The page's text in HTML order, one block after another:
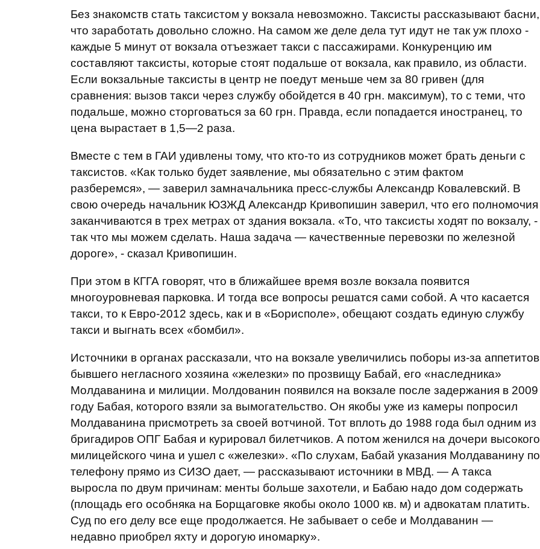
Без знакомств стать таксистом у вокзала невозможно. Таксисты рассказывают басни,
что заработать довольно сложно. На самом же деле дела тут идут не так уж плохо -
каждые 5 минут от вокзала отъезжает такси с пассажирами. Конкуренцию им
составляют таксисты, которые стоят подальше от вокзала, как правило, из области.
Если вокзальные таксисты в центр не поедут меньше чем за 80 гривен (для
сравнения: вызов такси через службу обойдется в 40 грн. максимум), то с теми, что
подальше, можно сторговаться за 60 грн. Правда, если попадается иностранец, то
цена вырастает в 1,5—2 раза.
Вместе с тем в ГАИ удивлены тому, что кто-то из сотрудников может брать деньги с
таксистов. «Как только будет заявление, мы обязательно с этим фактом
разберемся», — заверил замначальника пресс-службы Александр Ковалевский. В
свою очередь начальник ЮЗЖД Александр Кривопишин заверил, что его полномочия
заканчиваются в трех метрах от здания вокзала. «То, что таксисты ходят по вокзалу, -
так что мы можем сделать. Наша задача — качественные перевозки по железной
дороге», - сказал Кривопишин.
При этом в КГГА говорят, что в ближайшее время возле вокзала появится
многоуровневая парковка. И тогда все вопросы решатся сами собой. А что касается
такси, то к Евро-2012 здесь, как и в «Борисполе», обещают создать единую службу
такси и выгнать всех «бомбил».
Источники в органах рассказали, что на вокзале увеличились поборы из-за аппетитов
бывшего негласного хозяина «железки» по прозвищу Бабай, его «наследника»
Молдаванина и милиции. Молдованин появился на вокзале после задержания в 2009
году Бабая, которого взяли за вымогательство. Он якобы уже из камеры попросил
Молдаванина присмотреть за своей вотчиной. Тот вплоть до 1988 года был одним из
бригадиров ОПГ Бабая и курировал билетчиков. А потом женился на дочери высокого
милицейского чина и ушел с «железки». «По слухам, Бабай указания Молдаванину по
телефону прямо из СИЗО дает, — рассказывают источники в МВД. — А такса
выросла по двум причинам: менты больше захотели, и Бабаю надо дом содержать
(площадь его особняка на Борщаговке якобы около 1000 кв. м) и адвокатам платить.
Суд по его делу все еще продолжается. Не забывает о себе и Молдаванин —
недавно приобрел яхту и дорогую иномарку».